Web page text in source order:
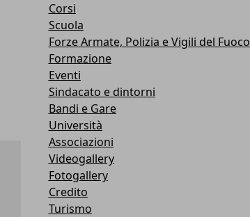
Corsi
Scuola
Forze Armate, Polizia e Vigili del Fuoco
Formazione
Eventi
Sindacato e dintorni
Bandi e Gare
Università
Associazioni
Videogallery
Fotogallery
Credito
Turismo